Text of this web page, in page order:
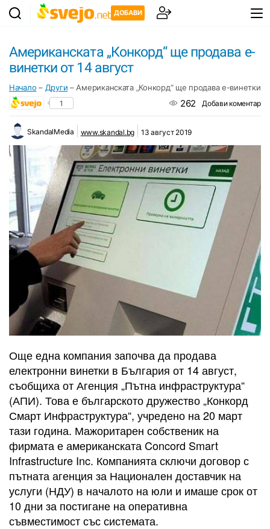
ДОБАВИ
Американската „Конкорд“ ще продава е-
винетки от 14 август
Начало – Други – Американската „Конкорд“ ще продава е-винетки
1 262 Добави коментар
SkandalMedia www.skandal.bg 13 август 2019
Още една компания започва да продава
електронни винетки в България от 14 август,
съобщиха от Агенция „Пътна инфраструктура“
(АПИ). Това е българското дружество „Конкорд
Смарт Инфраструктура“, учредено на 20 март
тази година. Мажоритарен собственик на
фирмата е американската Concord Smart
Infrastructure Inc. Компанията сключи договор с
пътната агенция за Национален доставчик на
услуги (НДУ) в началото на юли и имаше срок от
10 дни за постигане на оперативна
съвместимост със системата.